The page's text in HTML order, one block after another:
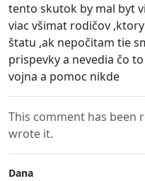
tento skutok by mal byt
viac všimat rodičov
štatu ,ak nepočitam tie
prispevky a nevedia čo
vojna a pomoc nikde
This comment has been
wrote it.
Dana